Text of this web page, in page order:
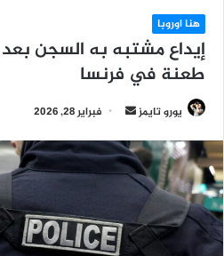
هنا اوروبا
طعنة في فرنسا
يورو تايمز
أرسل
إلكترونيا
فبراير 28, 2026